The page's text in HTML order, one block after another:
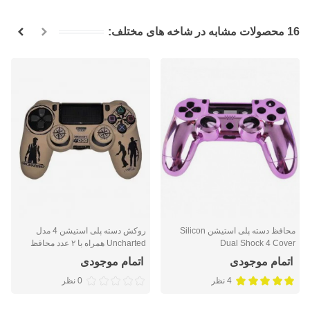
16 محصولات مشابه در شاخه های مختلف:
محافظ دسته پلی استیشن Silicon
Dual Shock 4 Cover
اتمام موجودی
4 نظر
روکش دسته پلی استیشن 4 مدل
Uncharted همراه با ۲ عدد محافظ
آنالوگ
اتمام موجودی
0 نظر